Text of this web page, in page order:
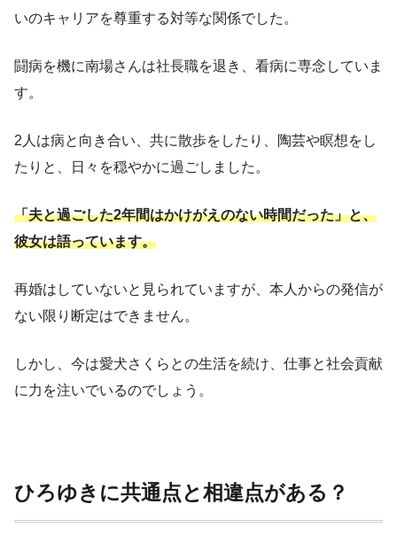
いのキャリアを尊重する対等な関係でした。
闘病を機に南場さんは社長職を退き、看病に専念していま
す。
2人は病と向き合い、共に散歩をしたり、陶芸や瞑想をし
たりと、日々を穏やかに過ごしました。
「夫と過ごした2年間はかけがえのない時間だった」と、
彼女は語っています。
再婚はしていないと見られていますが、本人からの発信が
ない限り断定はできません。
しかし、今は愛犬さくらとの生活を続け、仕事と社会貢献
に力を注いでいるのでしょう。
ひろゆきに共通点と相違点がある？